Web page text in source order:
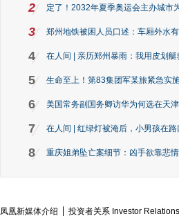
2 定了！2032年夏季奥运会主办城市
3 郑州地铁被困人员口述：车厢外水
4 在人间 | 亲历郑州暴雨：我用皮划
5 生命至上！第83集团军某旅紧急实
6 美国常务副国务卿访华为何选在天
7 在人间 | 红绿灯被淹后，小男孩在
8 重庆姐弟坠亡案细节：凶手欲靠悲
凤凰新媒体介绍 投资者关系 Investor Relations